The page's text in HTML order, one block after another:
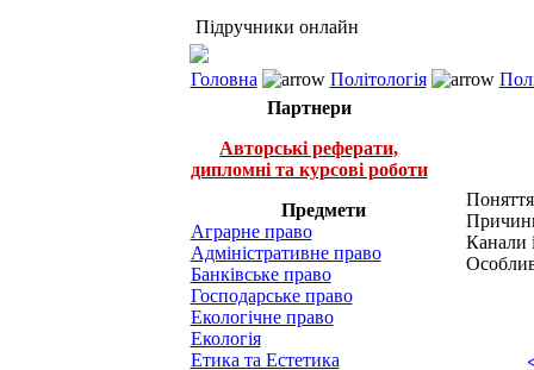
Підручники онлайн
Головна Політологія
Партнери
Авторські реферати,
дипломні та курсові роботи
Предмети
Аграрне право
Адміністративне право
Банківське право
Господарське право
Екологічне право
Екологія
Етика та Естетика
Поняття
Канали